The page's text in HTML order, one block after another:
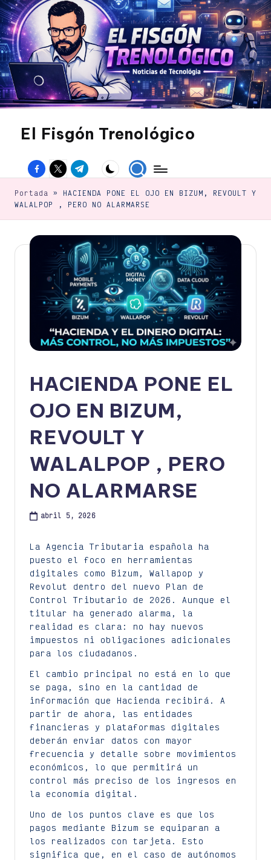
Saltar
al
contenido
El Fisgón Trenológico
sitio
noticias
tecnología
Facebook
Twitter
Canal
Telegram
Portada » HACIENDA PONE EL OJO EN BIZUM, REVOULT Y
WALALPOP , PERO NO ALARMARSE
HACIENDA PONE EL
OJO EN BIZUM,
REVOULT Y
WALALPOP , PERO
NO ALARMARSE
abril 5, 2026
La Agencia Tributaria española ha
puesto el foco en herramientas
digitales como Bizum, Wallapop y
Revolut dentro del nuevo Plan de
Control Tributario de 2026. Aunque el
titular ha generado alarma, la
realidad es clara: no hay nuevos
impuestos ni obligaciones adicionales
para los ciudadanos.
El cambio principal no está en lo que
se paga, sino en la cantidad de
información que Hacienda recibirá. A
partir de ahora, las entidades
financieras y plataformas digitales
deberán enviar datos con mayor
frecuencia y detalle sobre movimientos
económicos, lo que permitirá un
control más preciso de los ingresos en
la economía digital.
Uno de los puntos clave es que los
pagos mediante Bizum se equiparan a
los realizados con tarjeta. Esto
significa que, en el caso de autónomos